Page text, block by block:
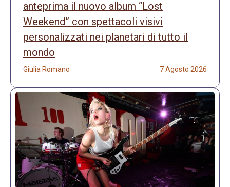
anteprima il nuovo album “Lost
Weekend” con spettacoli visivi
personalizzati nei planetari di tutto il
mondo
Giulia Romano 7 Agosto 2026